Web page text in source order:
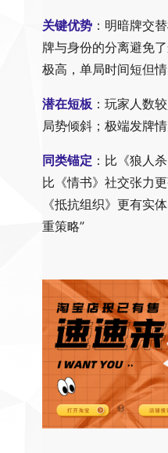
关键优势：明暗牌交
牌与身份的分离避免
极高，单局时间短但
潜在短板：玩家人数
局势倾斜；极端发牌
同类锚定 ：比《狼人
比《情书》社交张力
《抵抗组织》更有实
重策略”